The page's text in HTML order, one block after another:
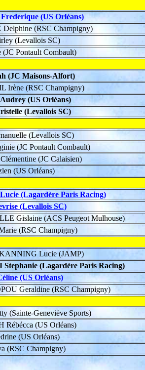
(US Orléans)
(RSC Champigny)
(Levallois SC)
Pontault Combault)
(JC Maisons-Alfort)
Irène (RSC Champigny)
(US Orléans)
(Levallois SC)
(Levallois SC)
(JC Pontault Combault)
(JC Calaisien)
(US Orléans)
(Lagardère Paris Racing)
(Levallois SC)
Gislaine (ACS Peugeot Mulhouse)
(RSC Champigny)
Lucie (JAMP)
Stephanie (Lagardère Paris Racing)
(US Orléans)
Geraldine (RSC Champigny)
(Sainte-Geneviève Sports)
(US Orléans)
(US Orléans)
(RSC Champigny)